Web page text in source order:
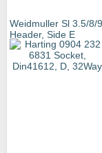
Weidmuller Sl 3.5/8/
Header, Side E